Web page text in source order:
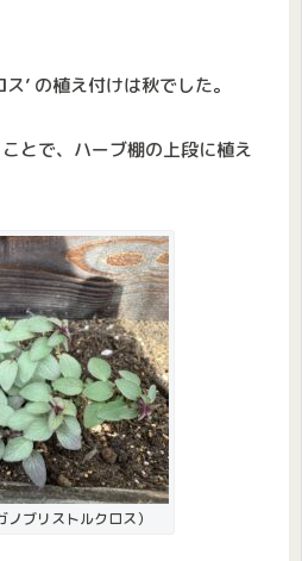
’ の植え付けは秋でした。
とで、ハーブ棚の上段に植え
ブリストルクロス）